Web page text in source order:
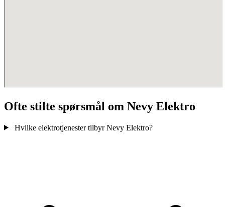
Ofte stilte spørsmål om Nevy Elektro
Hvilke elektrotjenester tilbyr Nevy Elektro?